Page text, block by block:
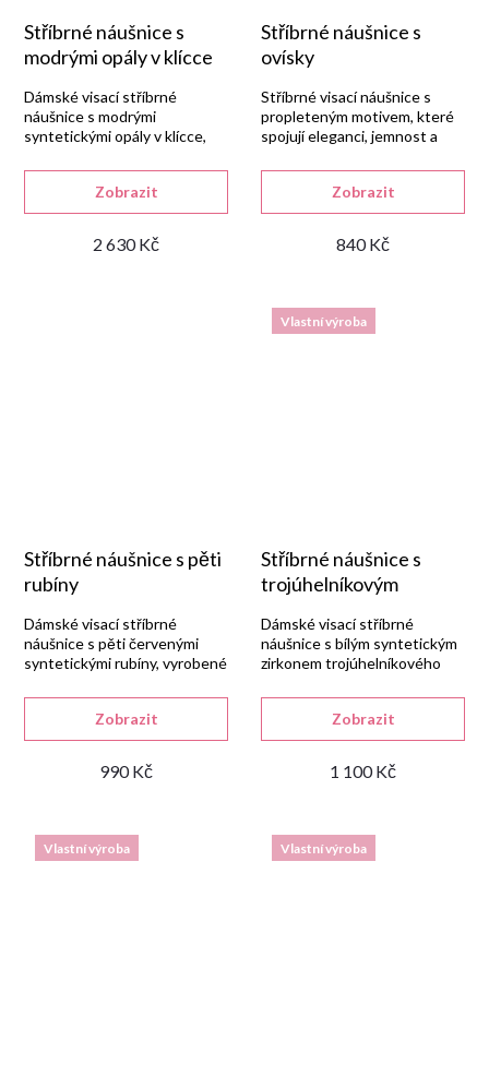
Stříbrné náušnice s
modrými opály v klícce
2 630 Kč
Zobrazit
Dámské visací stříbrné
náušnice s modrými
syntetickými opály v klícce,
ze stříbra 925/1000 s lesklou
rhodiovanou úpravou.
Stříbrné náušnice s
ovísky
840 Kč
Zobrazit
Stříbrné visací náušnice s
propleteným motivem, které
spojují eleganci, jemnost a
Stříbrné náušnice s pěti
rubíny
990 Kč
Zobrazit
Dámské visací stříbrné
náušnice s pěti červenými
syntetickými rubíny, vyrobené
rhodiovanou úpravou.
Vlastní výroba
Stříbrné náušnice s
trojúhelníkovým
1 100 Kč
Zobrazit
Dámské visací stříbrné
náušnice s bílým syntetickým
zirkonem trojúhelníkového
zlatnické dílně ze stříbra
925/1000 s lesklou
rhodiovanou úpravou.
Vlastní výroba Vlastní výroba